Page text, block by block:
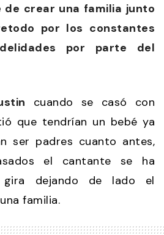
de crear una familia junto
por los constantes
por parte del
cuando se casó con
que tendrían un bebé ya
ser padres cuanto antes,
el cantante se ha
dejando de lado el
familia.